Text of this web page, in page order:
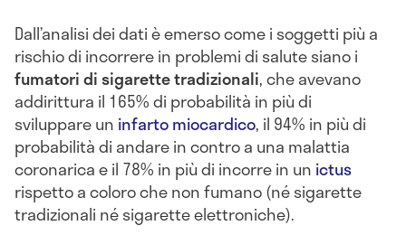
Dall’analisi dei dati è emerso come i soggetti più a
rischio di incorrere in problemi di salute siano i
fumatori di sigarette tradizionali, che avevano
addirittura il 165% di probabilità in più di
sviluppare un infarto miocardico, il 94% in più di
probabilità di andare in contro a una malattia
coronarica e il 78% in più di incorre in un ictus
rispetto a coloro che non fumano (né sigarette
tradizionali né sigarette elettroniche).